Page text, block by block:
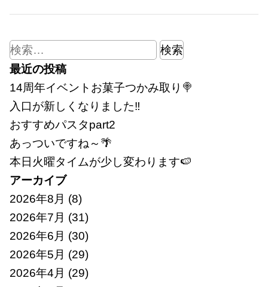
検
索:
最近の投稿
14周年イベントお菓子つかみ取り🍭
入口が新しくなりました‼
おすすめパスタpart2
あっついですね～🌴
本日火曜タイムが少し変わります🍉
アーカイブ
2026年8月 (8)
2026年7月 (31)
2026年6月 (30)
2026年5月 (29)
2026年4月 (29)